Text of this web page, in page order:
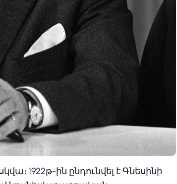
1922թ-ին ընդունվել է Գնեսինի